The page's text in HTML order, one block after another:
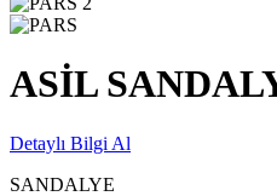
ASİL
Detaylı Bilgi Al
SANDALYE